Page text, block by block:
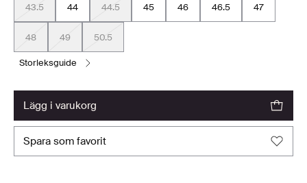
43.5 44 44.5 45 46 46.5 47
48 49 50.5
storleksguide
lägg i varukorg
spara som favorit